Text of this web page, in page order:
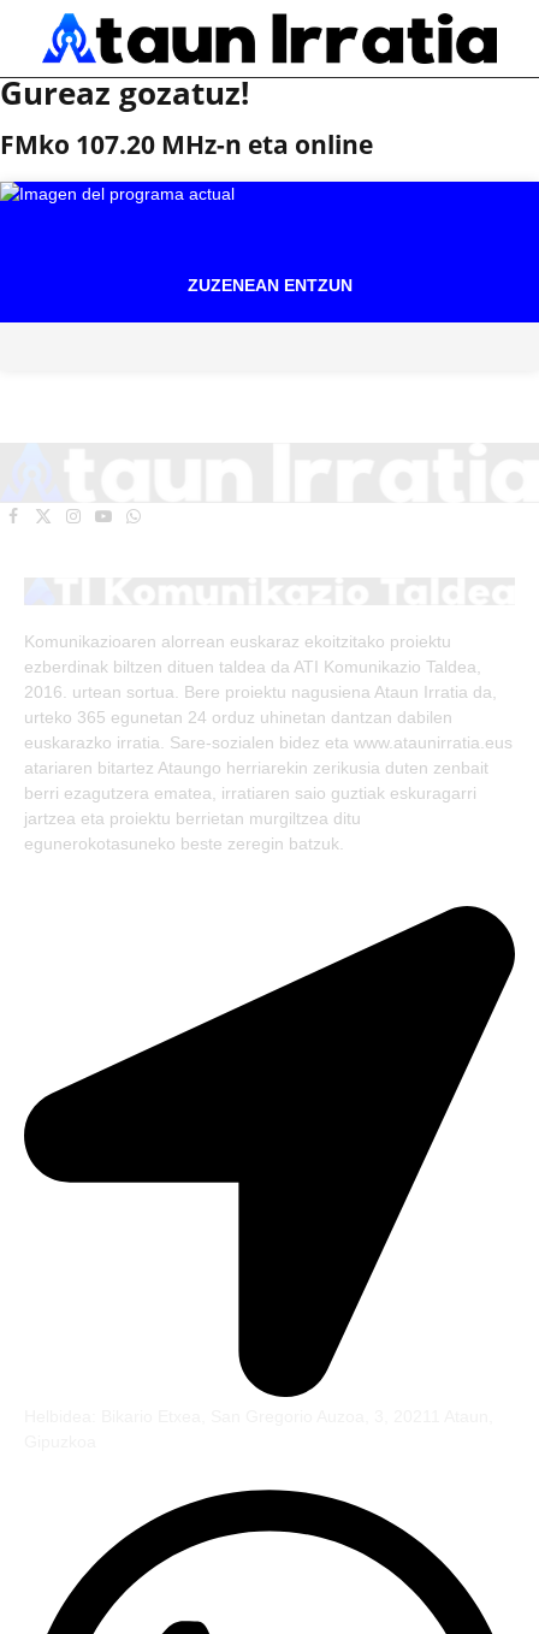
Gureaz gozatuz!
FMko 107.20 MHz-n eta online
ZUZENEAN ENTZUN
Facebook
X
Instagram
YouTubeWhatsApp
Komunikazioaren alorrean euskaraz ekoitzitako proiektu
ezberdinak biltzen dituen taldea da ATI Komunikazio Taldea,
2016. urtean sortua. Bere proiektu nagusiena Ataun Irratia da,
urteko 365 egunetan 24 orduz uhinetan dantzan dabilen
euskarazko irratia. Sare-sozialen bidez eta www.ataunirratia.eus
atariaren bitartez Ataungo herriarekin zerikusia duten zenbait
berri ezagutzera ematea, irratiaren saio guztiak eskuragarri
jartzea eta proiektu berrietan murgiltzea ditu
egunerokotasuneko beste zeregin batzuk.